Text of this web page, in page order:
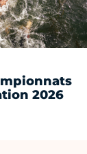
2026